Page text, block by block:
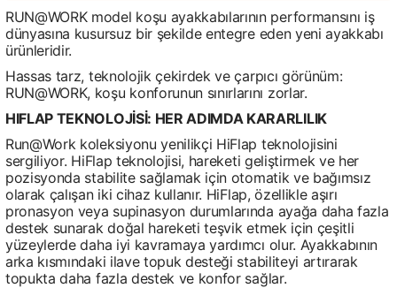
RUN@WORK model koşu ayakkabılarının performansını iş
dünyasına kusursuz bir şekilde entegre eden yeni ayakkabı
ürünleridir.
Hassas tarz, teknolojik çekirdek ve çarpıcı görünüm:
RUN@WORK, koşu konforunun sınırlarını zorlar.
HIFLAP TEKNOLOJİSİ: HER ADIMDA KARARLILIK
Run@Work koleksiyonu yenilikçi HiFlap teknolojisini
sergiliyor. HiFlap teknolojisi, hareketi geliştirmek ve her
pozisyonda stabilite sağlamak için otomatik ve bağımsız
olarak çalışan iki cihaz kullanır. HiFlap, özellikle aşırı
pronasyon veya supinasyon durumlarında ayağa daha fazla
destek sunarak doğal hareketi teşvik etmek için çeşitli
yüzeylerde daha iyi kavramaya yardımcı olur. Ayakkabının
arka kısmındaki ilave topuk desteği stabiliteyi artırarak
topukta daha fazla destek ve konfor sağlar.